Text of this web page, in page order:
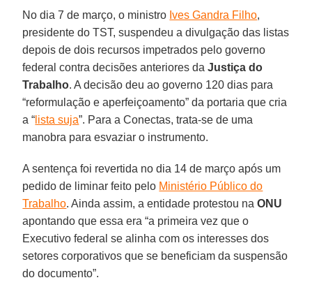
No dia 7 de março, o ministro Ives Gandra Filho,
presidente do TST, suspendeu a divulgação das listas
depois de dois recursos impetrados pelo governo
federal contra decisões anteriores daJustiça do
Trabalho. A decisão deu ao governo 120 dias para
“reformulação e aperfeiçoamento” da portaria que cria
a “ lista suja”. Para a Conectas, trata-se de uma
manobra para esvaziar o instrumento.
A sentença foi revertida no dia 14 de março após um
pedido de liminar feito pelo Ministério Público do
Trabalho. Ainda assim, a entidade protestou naONU
apontando que essa era “a primeira vez que o
Executivo federal se alinha com os interesses dos
setores corporativos que se beneficiam da suspensão
do documento”.